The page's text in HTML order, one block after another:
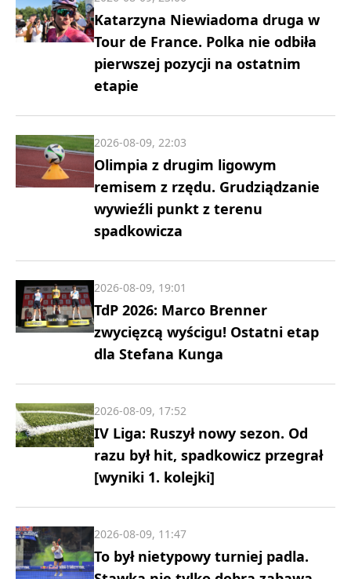
Katarzyna Niewiadoma druga w
Tour de France. Polka nie odbiła
pierwszej pozycji na ostatnim
etapie
Olimpia z drugim ligowym
remisem z rzędu. Grudziądzanie
wywieźli punkt z terenu
spadkowicza
2026-08-09, 22:03
TdP 2026: Marco Brenner
zwycięzcą wyścigu! Ostatni etap
dla Stefana Kunga
2026-08-09, 19:01
IV Liga: Ruszył nowy sezon. Od
razu był hit, spadkowicz przegrał
[wyniki 1. kolejki]
2026-08-09, 17:52
To był nietypowy turniej padla.
2026-08-09, 11:47